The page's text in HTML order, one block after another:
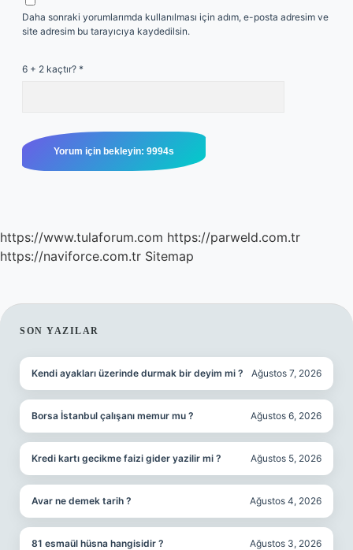
Daha sonraki yorumlarımda kullanılması için adım, e-posta adresim ve
site adresim bu tarayıcıya kaydedilsin.
6 + 2 kaçtır? *
https://www.tulaforum.com https://parweld.com.tr
https://naviforce.com.tr Sitemap
SIDEBAR
SON YAZILAR
Kendi ayakları üzerinde durmak bir deyim mi ? Ağustos 7, 2026
Borsa İstanbul çalışanı memur mu ? Ağustos 6, 2026
Kredi kartı gecikme faizi gider yazilir mi ? Ağustos 5, 2026
Avar ne demek tarih ? Ağustos 4, 2026
81 esmaül hüsna hangisidir ? Ağustos 3, 2026